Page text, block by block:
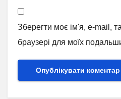
Зберегти моє ім'я, e-mail,
браузері для моїх